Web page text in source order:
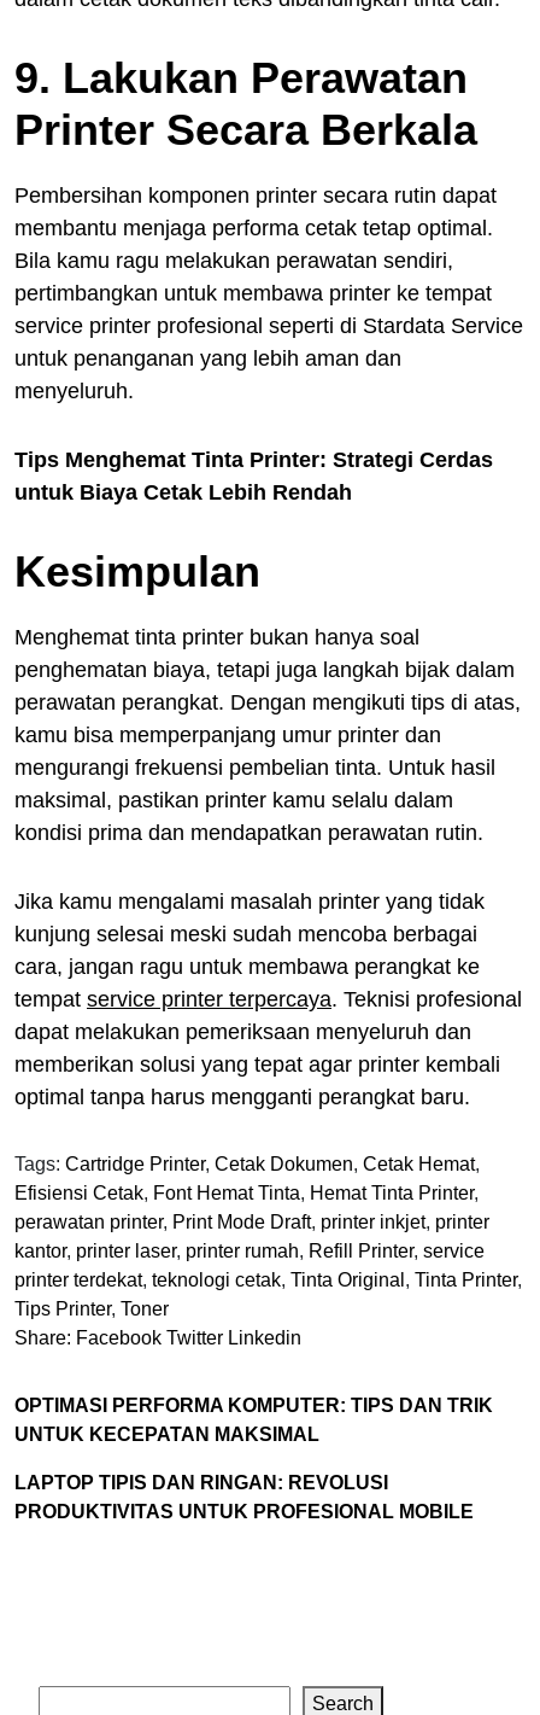
9. Lakukan Perawatan
Printer Secara Berkala
Pembersihan komponen printer secara rutin dapat
membantu menjaga performa cetak tetap optimal.
Bila kamu ragu melakukan perawatan sendiri,
pertimbangkan untuk membawa printer ke tempat
service printer profesional seperti di Stardata Service
untuk penanganan yang lebih aman dan
menyeluruh.
Tips Menghemat Tinta Printer: Strategi Cerdas
untuk Biaya Cetak Lebih Rendah
Kesimpulan
Menghemat tinta printer bukan hanya soal
penghematan biaya, tetapi juga langkah bijak dalam
perawatan perangkat. Dengan mengikuti tips di atas,
kamu bisa memperpanjang umur printer dan
mengurangi frekuensi pembelian tinta. Untuk hasil
maksimal, pastikan printer kamu selalu dalam
kondisi prima dan mendapatkan perawatan rutin.
Jika kamu mengalami masalah printer yang tidak
kunjung selesai meski sudah mencoba berbagai
cara, jangan ragu untuk membawa perangkat ke
tempat service printer terpercaya. Teknisi profesional
dapat melakukan pemeriksaan menyeluruh dan
memberikan solusi yang tepat agar printer kembali
optimal tanpa harus mengganti perangkat baru.
Tags: Cartridge Printer, Cetak Dokumen, Cetak Hemat,
Efisiensi Cetak, Font Hemat Tinta, Hemat Tinta Printer,
perawatan printer, Print Mode Draft, printer inkjet, printer
kantor, printer laser, printer rumah, Refill Printer, service
printer terdekat, teknologi cetak, Tinta Original , Tinta Printer,
Tips Printer, Toner
Share: Facebook Twitter Linkedin
OPTIMASI PERFORMA KOMPUTER: TIPS DAN TRIK
UNTUK KECEPATAN MAKSIMAL
LAPTOP TIPIS DAN RINGAN: REVOLUSI
PRODUKTIVITAS UNTUK PROFESIONAL MOBILE
Search